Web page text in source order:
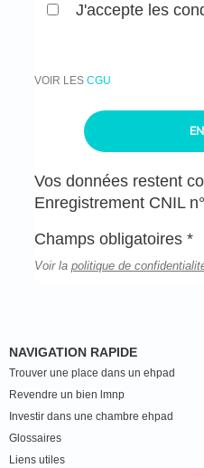
J'accepte les
VOIR LES CGU
Vos données restent
Enregistrement CNIL
Champs obligatoires *
Voir la politique de
NAVIGATION RAPIDE
Trouver une place dans un ehpad
Revendre un bien lmnp
Investir dans une chambre ehpad
Glossaires
Liens utiles